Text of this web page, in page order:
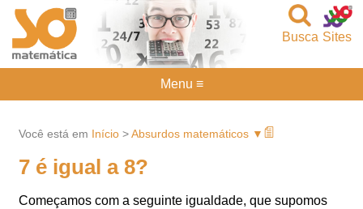
Sites
Busca
Você está em Início >Absurdos matemáticos ▼
7 é igual a 8?
Começamos com a seguinte igualdade, que supomos